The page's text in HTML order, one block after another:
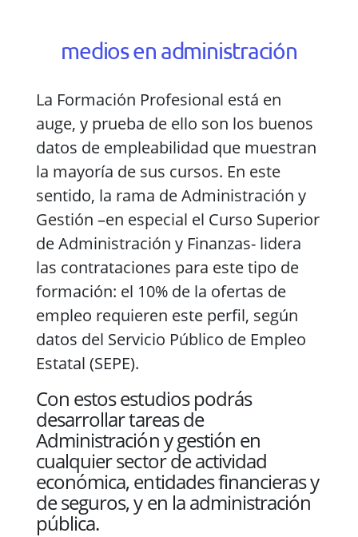
medios en administración
La Formación Profesional está en
auge, y prueba de ello son los buenos
datos de empleabilidad que muestran
la mayoría de sus cursos. En este
sentido, la rama de Administración y
Gestión –en especial el Curso Superior
de Administración y Finanzas- lidera
las contrataciones para este tipo de
formación: el 10% de la ofertas de
empleo requieren este perfil, según
datos del Servicio Público de Empleo
Estatal (SEPE).
Con estos estudios podrás
desarrollar tareas de
Administración y gestión en
cualquier sector de actividad
económica, entidades financieras y
de seguros, y en la administración
pública.